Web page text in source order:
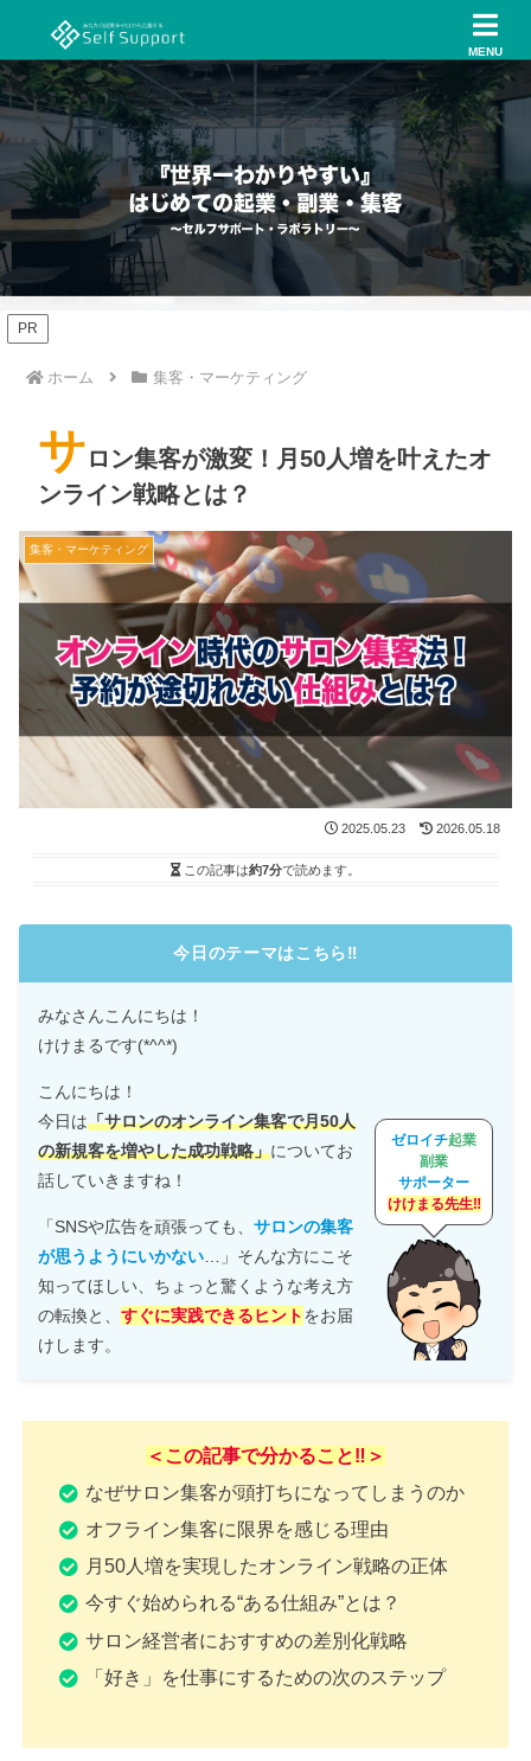
MENU
PR
ホーム 集客・マーケティング
サロン集客が激変！月50人増を叶えたオ
ンライン戦略とは？
集客・マーケティング
2025.05.23 2026.05.18
この記事は約7分で読めます。
今日のテーマはこちら‼️
みなさんこんにちは！
けけまるです(*^^*)
こんにちは！
今日は「サロンのオンライン集客で月50人
の新規客を増やした成功戦略」についてお
話していきますね！
「SNSや広告を頑張っても、 サロンの集客
が思うようにいかない …」そんな方にこそ
知ってほしい、ちょっと驚くような考え方
の転換と、 すぐに実践できるヒントをお届
けします。
ゼロイチ起業
副業
サポーター
けけまる先生‼
＜この記事で分かること‼️＞
なぜサロン集客が頭打ちになってしまうのか
オフライン集客に限界を感じる理由
月50人増を実現したオンライン戦略の正体
今すぐ始められる“ある仕組み”とは？
サロン経営者におすすめの差別化戦略
「好き」を仕事にするための次のステップ